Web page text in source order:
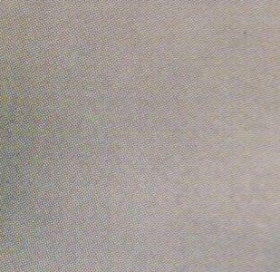
显示全部楼层 /阅读模式